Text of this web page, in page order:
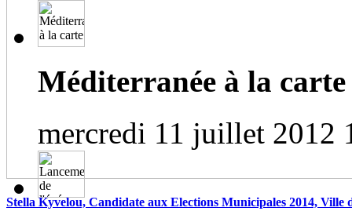
Stella Kyvelou, Candidate aux Elections Municipales 2014, Ville
Méditerranée à la carte
mercredi 11 juillet 2012